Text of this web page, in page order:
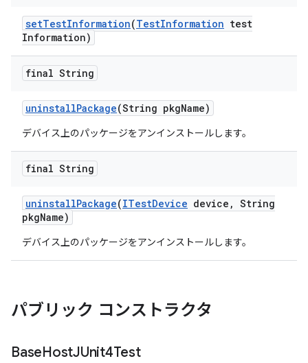
setTestInformation(TestInformation test
Information)
final String
uninstallPackage(String pkgName)
デバイス上のパッケージをアンインストールします。
final String
uninstallPackage(ITestDevice device , String
pkgName)
デバイス上のパッケージをアンインストールします。
パブリック コンストラクタ
BaseHostJUnit4Test